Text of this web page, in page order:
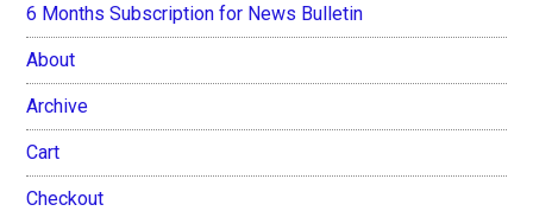
6 Months Subscription for News Bulletin
About
Archive
Cart
Checkout